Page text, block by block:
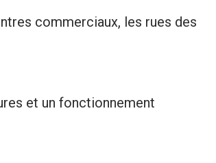
commerciaux, les rues des
et un fonctionnement